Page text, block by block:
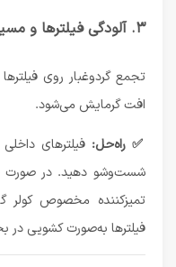
۳. آلودگی فیلترها و مسیر هوای داخلی
تجمع گردوغبار روی
افت گرمایش می‌شود.
✅ راه‌حل: فیلترهای
شست‌وشو دهید. در صورت
تمیزکننده مخصوص کولر
فیلترها به‌صورت کشویی در